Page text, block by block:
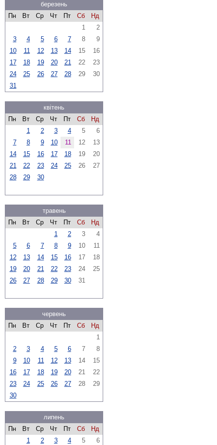
березень
Пн
Вт Ср Чт Пт Сб
Нд
1
2
3
4 5 6 7 8
9
10
11 12 13 14 15
16
17
18 19 20 21 22
23
24
25 26 27 28 29
30
31
квітень
Пн
Вт Ср Чт Пт Сб
Нд
1
2 3 4 5
6
7
8 9 10 11 12
13
14
15 16 17 18 19
20
21
22 23 24 25 26
27
28
29 30
травень
Пн
Вт Ср Чт Пт Сб
Нд
1
2 3
4
5
6 7 8 9 10
11
12
13 14 15 16 17
18
19
20 21 22 23 24
25
26
27 28 29 30 31
червень
Пн
Вт Ср Чт Пт Сб
Нд
1
2
3 4 5 6 7
8
9
10 11 12 13 14
15
16
17 18 19 20 21
22
23
24 25 26 27 28
29
30
липень
Пн
Вт Ср Чт Пт Сб
Нд
1
2 3 4 5
6